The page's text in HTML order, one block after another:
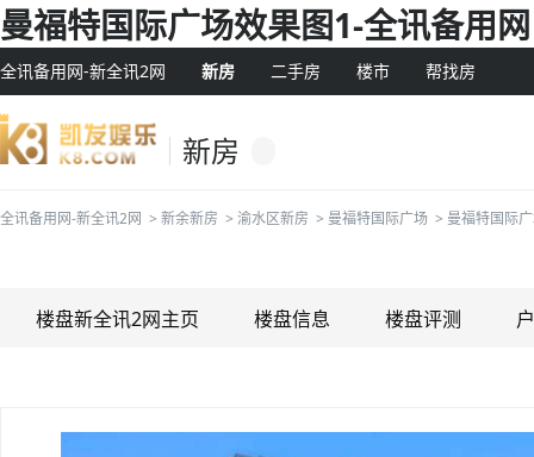
曼福特国际广场效果图1-全讯备用网
全讯备用网-新全讯2网 新房 二手房 楼市 帮找房
新房
全讯备用网-新全讯2网 > 新余新房 > 渝水区新房 > 曼福特国际广场 > 曼福特国际
楼盘新全讯2网主页 楼盘信息 楼盘评测